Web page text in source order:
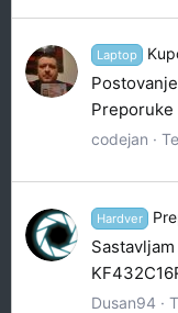
Laptop
Preporuke
codejan
Hardver
Dusan94